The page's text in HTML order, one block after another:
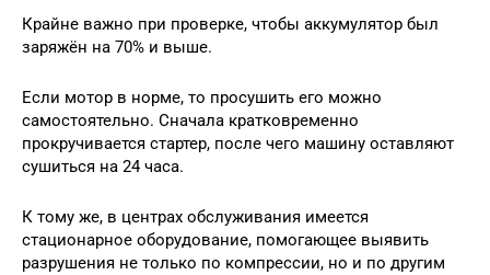
Крайне важно при проверке, чтобы аккумулятор был
заряжён на 70% и выше.
Если мотор в норме, то просушить его можно
самостоятельно. Сначала кратковременно
прокручивается стартер, после чего машину оставляют
сушиться на 24 часа.
К тому же, в центрах обслуживания имеется
стационарное оборудование, помогающее выявить
разрушения не только по компрессии, но и по другим